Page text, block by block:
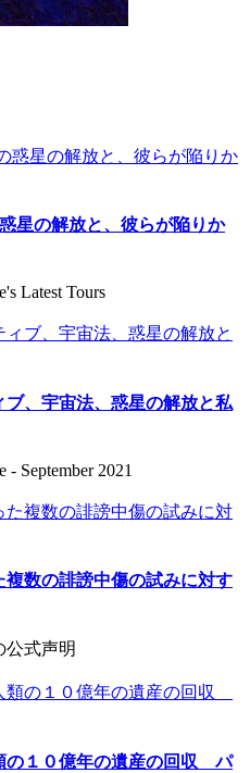
星の解放と、彼らが陥りか
Latest Tours
、宇宙法、惑星の解放と私
- September 2021
数の誹謗中傷の試みに対す
公式声明
１０億年の遺産の回収 パ